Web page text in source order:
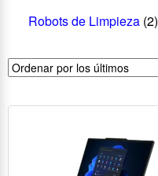
Robots de Limpieza (2)